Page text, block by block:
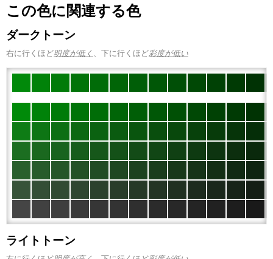
この色に関連する色
ダークトーン
右に行くほど明度が低く 、下に行くほど彩度が低い
ライトトーン